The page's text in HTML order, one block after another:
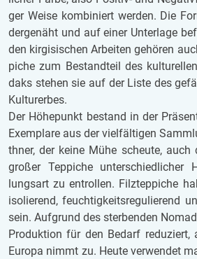
ger Weise kom­bi­niert wer­den. Die
der­ge­näht und auf einer Un­ter­la­ge
den kir­gi­si­schen Ar­bei­ten ge­hö­ren
pi­che zum Be­stand­teil des
daks ste­hen sie auf der Liste des
Kul­tur­er­bes.
Der Hö­he­punkt be­stand in der
Ex­em­pla­re aus der viel­fäl­ti­gen
th­ner, der keine Mühe scheu­te, auch
gro­ßer Tep­pi­che un­ter­schied­li­cher
lungs­art zu ent­rol­len. Filz­tep­pi­che
iso­lie­rend, feuch­tig­keits­re­gu­lie­rend
sein. Auf­grund des ster­ben­den
Pro­duk­ti­on für den Be­darf re­du­ziert,
Eu­ro­pa nimmt zu. Heute ver­wen­det